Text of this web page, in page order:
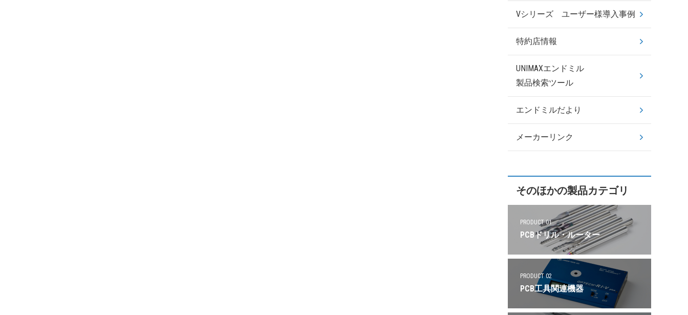
Vシリーズ ユーザー様導入事例
特約店情報
UNIMAXエンドミル
製品検索ツール
エンドミルだより
メーカーリンク
そのほかの製品カテゴリ
PRODUCT 01
PCBドリル・ルーター
PRODUCT 02
PCB工具関連機器